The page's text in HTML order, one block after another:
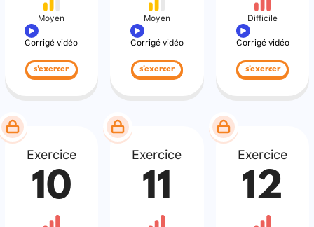
Moyen
Corrigé vidéo
s'exercer
Moyen
Corrigé vidéo
s'exercer
Difficile
Corrigé vidéo
s'exercer
Exercice
10
Exercice
11
Exercice
12